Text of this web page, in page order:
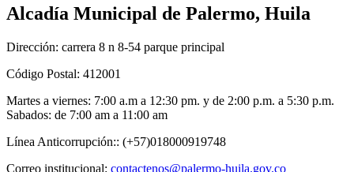
Alcadía Municipal de Palermo, Huila
Dirección: carrera 8 n 8-54 parque principal
Código Postal: 412001
Martes a viernes: 7:00 a.m a 12:30 pm. y de 2:00 p.m. a 5:30 p.m.
Sabados: de 7:00 am a 11:00 am
Línea Anticorrupción:: (+57)018000919748
Correo institucional: contactenos@palermo-huila.gov.co